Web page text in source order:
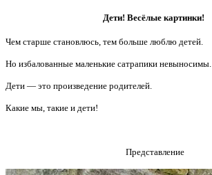
Дети! Весёлые картинки!
Чем старше становлюсь, тем больше люблю детей.
Но избалованные маленькие сатрапики невыносимы.
Дети — это произведение родителей.
Какие мы, такие и дети!
Представление